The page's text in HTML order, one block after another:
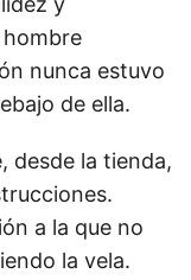
hombre
nunca estuvo
de ella.
desde la tienda,
a la que no
la vela.